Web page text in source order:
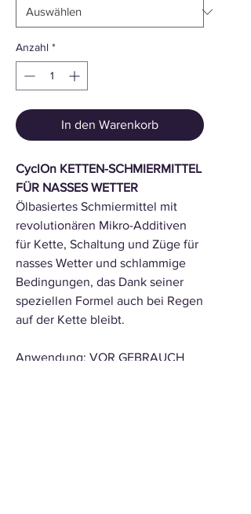
Anzahl *
In den Warenkorb
CyclOn KETTEN-SCHMIERMITTEL
FÜR NASSES WETTER
Ölbasiertes Schmiermittel mit
revolutionären Mikro-Additiven
für Kette, Schaltung und Züge für
nasses Wetter und schlammige
Bedingungen, das Dank seiner
speziellen Formel auch bei Regen
auf der Kette bleibt.
Anwendung: VOR GEBRAUCH